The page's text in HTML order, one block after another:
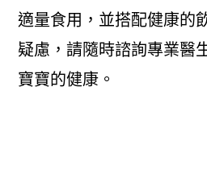
適量食用，並搭配健康的
疑慮，請隨時諮詢專業醫
寶寶的健康。